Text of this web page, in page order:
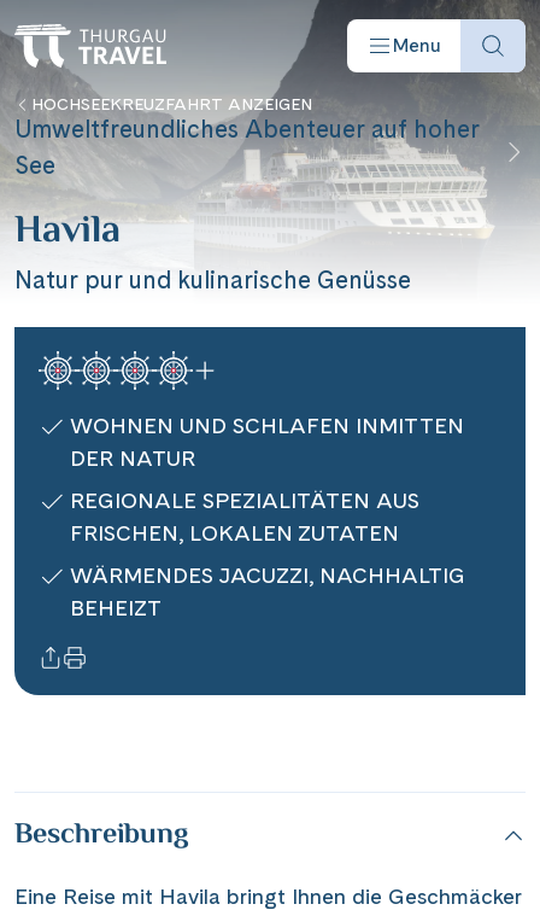
Menu
Destinations
Bateaux
Informations
Contact
Mentions légales
HOCHSEEKREUZFAHRT ANZEIGEN
Umweltfreundliches Abenteuer auf hoher
See
Havila
Natur pur und kulinarische Genüsse
WOHNEN UND SCHLAFEN INMITTEN
DER NATUR
REGIONALE SPEZIALITÄTEN AUS
FRISCHEN, LOKALEN ZUTATEN
WÄRMENDES JACUZZI, NACHHALTIG
BEHEIZT
Beschreibung
Eine Reise mit Havila bringt Ihnen die Geschmäcker